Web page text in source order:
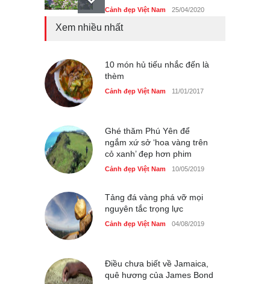
Cảnh đẹp Việt Nam 25/04/2020
Cảnh đẹp Việt Nam 24/04/2020
Những món ăn đồng quê
Xem nhiều nhất
10 món hủ tiếu nhắc đến là
thèm
Cảnh đẹp Việt Nam 11/01/2017
Ghé thăm Phú Yên để
ngắm xứ sở ‘hoa vàng trên
cỏ xanh’ đẹp hơn phim
Cảnh đẹp Việt Nam 10/05/2019
Tảng đá vàng phá vỡ mọi
nguyên tắc trọng lực
Cảnh đẹp Việt Nam 04/08/2019
Điều chưa biết về Jamaica,
quê hương của James Bond